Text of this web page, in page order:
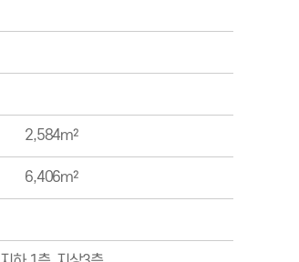
2,584m²
6,406m²